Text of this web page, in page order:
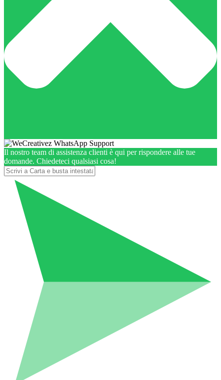
Il nostro team di assistenza clienti è qui per rispondere alle tue
domande. Chiedeteci qualsiasi cosa!